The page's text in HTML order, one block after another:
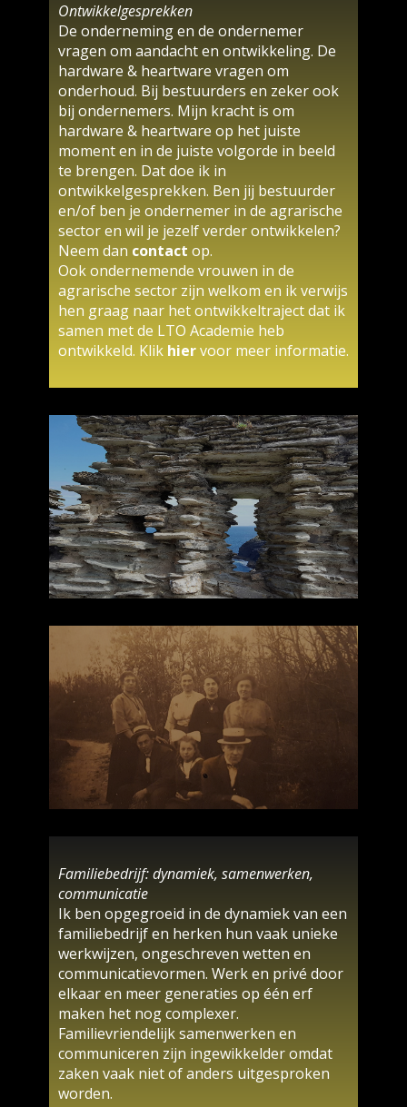
Ontwikkelgesprekken
De onderneming en de ondernemer
vragen om aandacht en ontwikkeling. De
hardware & heartware vragen om
onderhoud. Bij bestuurders en zeker ook
bij ondernemers. Mijn kracht is om
hardware & heartware op het juiste
moment en in de juiste volgorde in beeld
te brengen. Dat doe ik in
ontwikkelgesprekken. ​Ben jij bestuurder
en/of ben je ondernemer in de agrarische
sector en wil je jezelf verder ontwikkelen?
Neem dan contact op.
Ook ondernemende vrouwen in de
agrarische sector zijn welkom en ik verwijs
hen graag naar het ontwikkeltraject dat ik
samen met de LTO Academie heb
ontwikkeld. Klik hiervoor meer informatie.
Familiebedrijf: dynamiek, samenwerken,
communicatie
Ik ben opgegroeid in de dynamiek van een
familiebedrijf en herken hun vaak unieke
werkwijzen, ongeschreven wetten en
communicatievormen. Werk en privé door
elkaar en meer generaties op één erf
maken het nog complexer.
Familievriendelijk samenwerken en
communiceren zijn ingewikkelder omdat
zaken vaak niet of anders uitgesproken
worden.